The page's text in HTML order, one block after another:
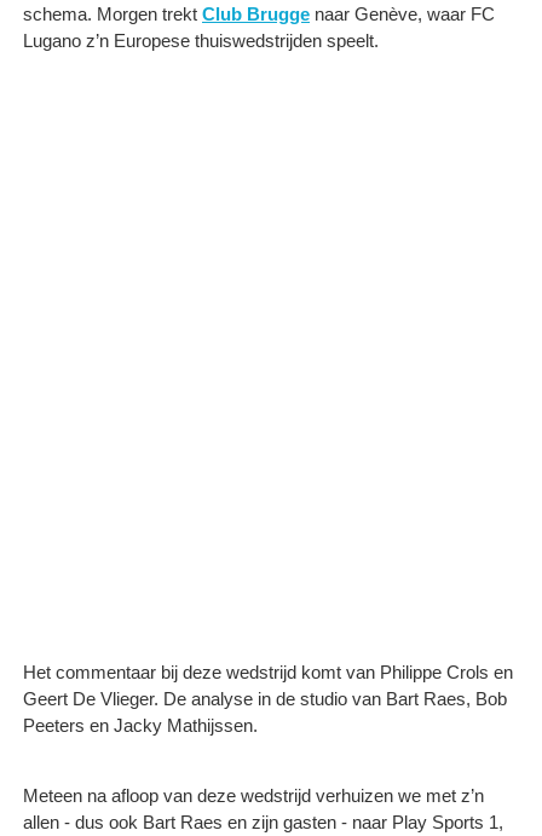
schema. Morgen trekt Club Brugge naar Genève, waar FC
Lugano z’n Europese thuiswedstrijden speelt. ​
Het commentaar bij deze wedstrijd komt van Philippe Crols en
Geert De Vlieger. De analyse in de studio van Bart Raes, Bob
Peeters en Jacky Mathijssen.
Meteen na afloop van deze wedstrijd verhuizen we met z’n
allen - dus ook Bart Raes en zijn gasten - naar Play Sports 1,